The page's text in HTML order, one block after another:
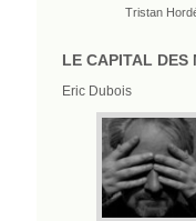
Tristan
LE CAPITAL DES
Eric Dubois